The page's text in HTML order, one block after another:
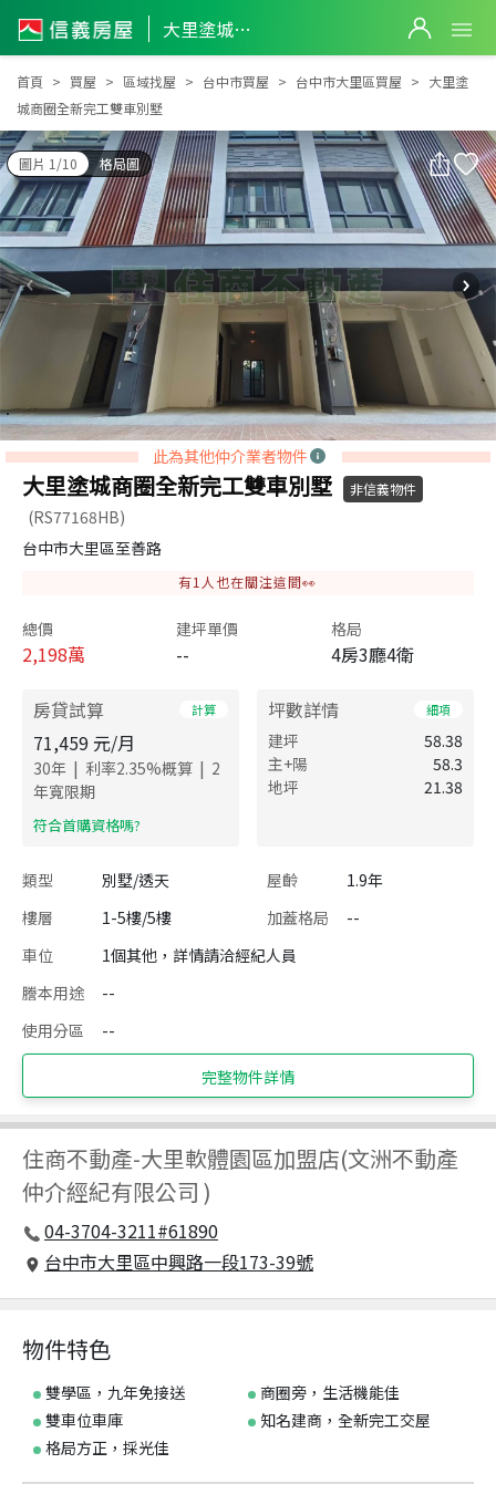
大里塗城商圈全新完工雙車別墅
大里塗城商圈全新完工雙車別墅
首頁 買屋 區域找屋 台中市買屋 台中市大里區買屋
大里塗
城商圈全新完工雙車別墅
圖片 1/10 格局圖
此為其他仲介業者物件
大里塗城商圈全新完工雙車別墅 非信義物件
(RS77168HB)
台中市大里區至善路
有1 人也在關注這間👀
總價
2,198萬
建坪單價
--
格局
4房3廳4衛
房貸試算 計算
71,459 元/月
30年 | 利率2.35%概算 | 2
年寬限期
​符合首購資格嗎?
坪數詳情 細項
建坪
58.38
主+陽
58.3
地坪
21.38
類型 別墅/透天 屋齡
1.9年
樓層
1-5樓/5樓 加蓋格局
--
車位
1個其他，詳情請洽經紀人員
謄本用途
--
使用分區
--
完整物件詳情
住商不動產-大里軟體園區加盟店(文洲不動產
仲介經紀有限公司 )
04-3704-3211#61890
台中市大里區中興路一段173-39號
物件特色
雙學區，九年免接送
商圈旁，生活機能佳
雙車位車庫
知名建商，全新完工交屋
格局方正，採光佳